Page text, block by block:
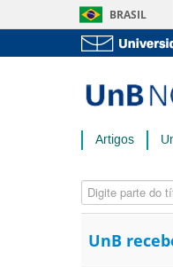
BRASIL
Artigos
Digite parte do
UnB